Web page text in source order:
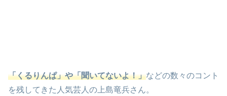
「くるりんぱ」や「聞いてないよ！」などの数々のコント
を残してきた人気芸人の上島竜兵さん。